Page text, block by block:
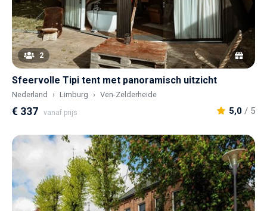
2
Sfeervolle Tipi tent met panoramisch uitzicht
Nederland Limburg Ven-Zelderheide
€ 337 vanaf prijs 5,0 / 5